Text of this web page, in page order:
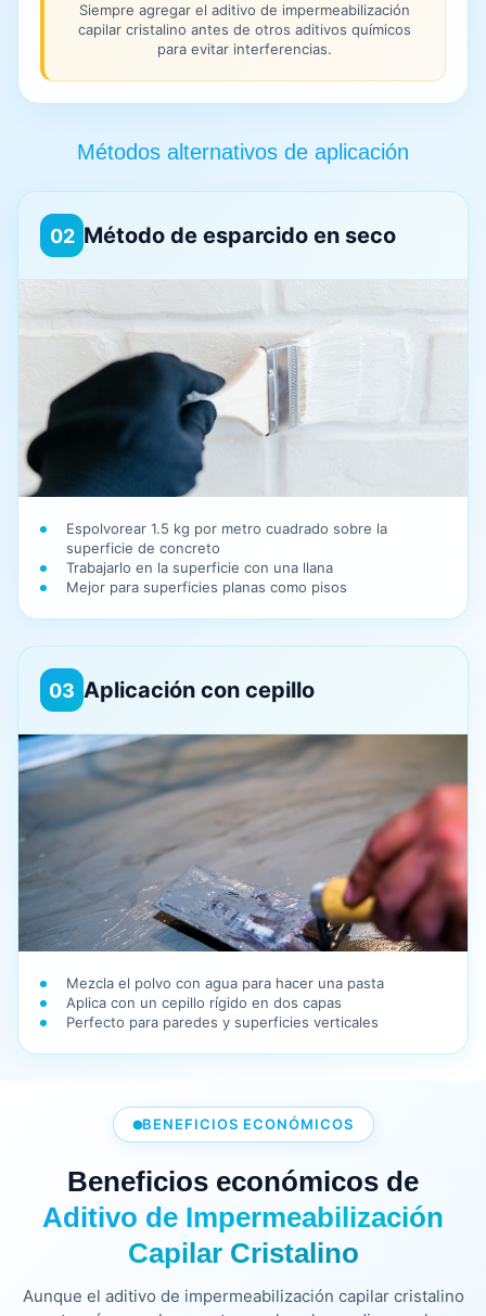
Siempre agregar el aditivo de impermeabilización
capilar cristalino antes de otros aditivos químicos
para evitar interferencias.
Métodos alternativos de aplicación
02 Método de esparcido en seco
Espolvorear 1.5 kg por metro cuadrado sobre la
superficie de concreto
Trabajarlo en la superficie con una llana
Mejor para superficies planas como pisos
03 Aplicación con cepillo
Mezcla el polvo con agua para hacer una pasta
Aplica con un cepillo rígido en dos capas
Perfecto para paredes y superficies verticales
BENEFICIOS ECONÓMICOS
Beneficios económicos de
Aditivo de Impermeabilización
Capilar Cristalino
Aunque el aditivo de impermeabilización capilar cristalino